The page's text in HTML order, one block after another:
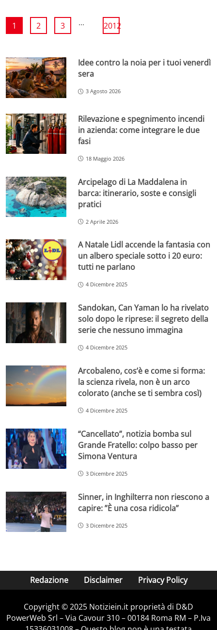
1 2 3 ... 2012
Idee contro la noia per i tuoi venerdì
sera
3 Agosto 2026
Rilevazione e spegnimento incendi
in azienda: come integrare le due
fasi
18 Maggio 2026
Arcipelago di La Maddalena in
barca: itinerario, soste e consigli
pratici
2 Aprile 2026
A Natale Lidl accende la fantasia con
un albero speciale sotto i 20 euro:
tutti ne parlano
4 Dicembre 2025
Sandokan, Can Yaman lo ha rivelato
solo dopo le riprese: il segreto della
serie che nessuno immagina
4 Dicembre 2025
Arcobaleno, cos’è e come si forma:
la scienza rivela, non è un arco
colorato (anche se ti sembra così)
4 Dicembre 2025
“Cancellato”, notizia bomba sul
Grande Fratello: colpo basso per
Simona Ventura
3 Dicembre 2025
Sinner, in Inghilterra non riescono a
capire: ”È una cosa ridicola”
3 Dicembre 2025
Redazione Disclaimer Privacy Policy
Copyright © 2025 Notiziein.it proprietà di D&D
PowerWeb Srl – Via Cavour 310 – 00184 Roma RM – P.Iva